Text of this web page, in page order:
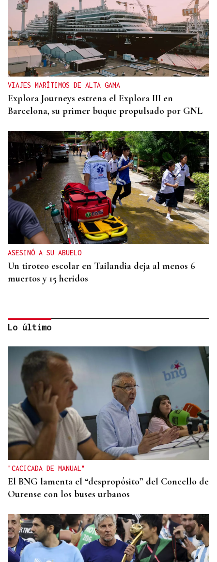
VIAJES MARÍTIMOS DE ALTA GAMA
Explora Journeys estrena el Explora III en
Barcelona, su primer buque propulsado por GNL
ASESINÓ A SU ABUELO
Un tiroteo escolar en Tailandia deja al menos 6
muertos y 15 heridos
MUNDIAL DE FUTBOL
El Congreso debatirá si España debe replantearse
el Mundial 2030 con Marruecos tras la crisis
humanitaria de Ceuta
Lo último
"CACICADA DE MANUAL"
El BNG lamenta el “despropósito” del Concello de
Ourense con los buses urbanos